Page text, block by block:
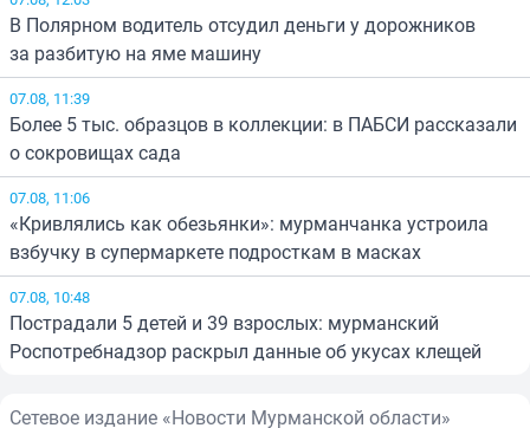
В Полярном водитель отсудил деньги у дорожников
за разбитую на яме машину
07.08, 11:39
Более 5 тыс. образцов в коллекции: в ПАБСИ рассказали
о сокровищах сада
07.08, 11:06
«Кривлялись как обезьянки»: мурманчанка устроила
взбучку в супермаркете подросткам в масках
07.08, 10:48
Пострадали 5 детей и 39 взрослых: мурманский
Роспотребнадзор раскрыл данные об укусах клещей
Сетевое издание «Новости Мурманской области»